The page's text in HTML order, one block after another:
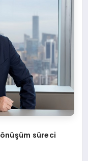
önüşüm süreci